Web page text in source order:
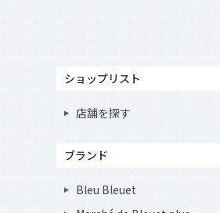
ショップリスト
店舗を探す
ブランド
Bleu Bleuet